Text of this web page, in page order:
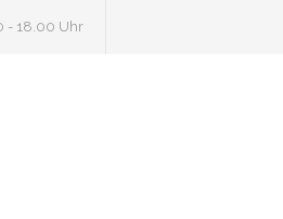
- 18.00 Uhr